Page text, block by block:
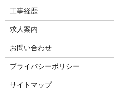
工事経歴
求人案内
お問い合わせ
プライバシーポリシー
サイトマップ